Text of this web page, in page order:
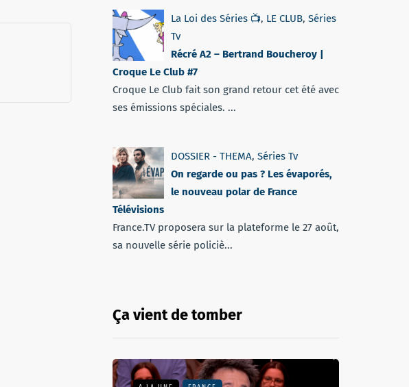
La Loi des Séries 📺, LE CLUB, Séries
Tv
Récré A2 – Bertrand Boucheroy |
Croque Le Club #7
Croque Le Club fait son grand retour cet été avec
ses émissions spéciales. ...
DOSSIER - THEMA, Séries Tv
On regarde ou pas ? Les évaporés,
le nouveau polar de France
Télévisions
France.TV proposera sur la plateforme le 27 août,
sa nouvelle série policiè...
Ça vient de tomber